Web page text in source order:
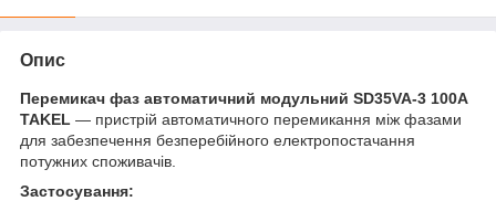
Опис
Перемикач фаз автоматичний модульний SD35VA-3 100A
TAKEL — пристрій автоматичного перемикання між фазами
для забезпечення безперебійного електропостачання
потужних споживачів.
Застосування: